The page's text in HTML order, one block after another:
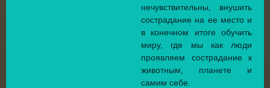
нечувствительны, внушить
сострадание на ее место и
в конечном итоге обучить
миру, где мы как люди
проявляем сострадание к
животным, планете и
самим себе.